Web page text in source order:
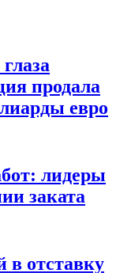
продала
евро
лидеры
заката
в отставку